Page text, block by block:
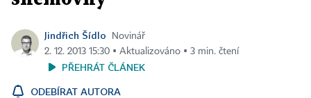
Jindřich Šídlo
Novinář
2. 12. 2013 15:30 ▪ Aktualizováno ▪ 3 min. čtení
PŘEHRÁT ČLÁNEK
ODEBÍRAT AUTORA